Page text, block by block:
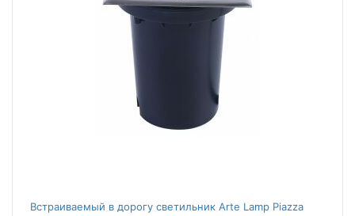
Встраиваемый в дорогу светильник Arte Lamp Piazza